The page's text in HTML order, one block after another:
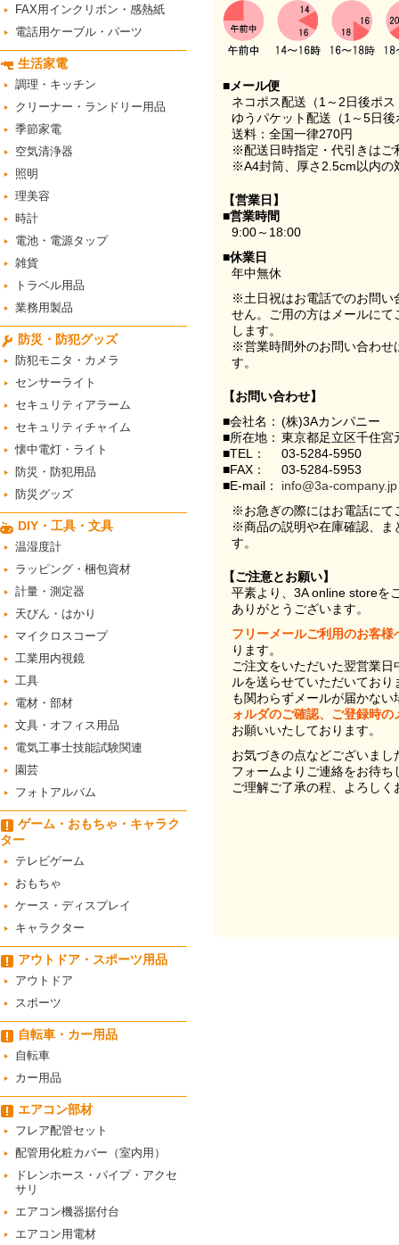
FAX用インクリボン・感熱紙
電話用ケーブル・パーツ
生活家電
調理・キッチン
クリーナー・ランドリー用品
季節家電
空気清浄器
照明
理美容
時計
電池・電源タップ
雑貨
トラベル用品
業務用製品
防災・防犯グッズ
防犯モニタ・カメラ
センサーライト
セキュリティアラーム
セキュリティチャイム
懐中電灯・ライト
防災・防犯用品
防災グッズ
DIY・工具・文具
温湿度計
ラッピング・梱包資材
計量・測定器
天びん・はかり
マイクロスコープ
工業用内視鏡
工具
電材・部材
文具・オフィス用品
電気工事士技能試験関連
園芸
フォトアルバム
ゲーム・おもちゃ・キャラク
ター
テレビゲーム
おもちゃ
ケース・ディスプレイ
キャラクター
アウトドア・スポーツ用品
アウトドア
スポーツ
自転車・カー用品
自転車
カー用品
エアコン部材
フレア配管セット
配管用化粧カバー（室内用）
ドレンホース・パイプ・アクセ
サリ
エアコン機器据付台
エアコン用電材
■メール便
ネコポス配送（1～2日後ポ
ゆうパケット配送（1～5日
送料：全国一律270円
※配送日時指定・代引きはご
※A4封筒、厚さ2.5cm以内の
【営業日】
■営業時間
9:00～18:00
■休業日
年中無休
※土日祝はお電話でのお問い
せん。ご用の方はメールに
します。
※営業時間外のお問い合わせ
す。
【お問い合わせ】
■会社名： (株)3Aカンパニー
■所在地： 東京都足立区千住
■TEL：
03-5284-5950
■FAX：
03-5284-5953
■E-mail：
info@3a-company.jp
※お急ぎの際にはお電話にて
※商品の説明や在庫確認、ま
す。
【ご注意とお願い】
平素より、3A online storeを
ありがとうございます。
フリーメールご利用のお客様
ります。
ご注文をいただいた翌営業
ルを送らせていただいてお
も関わらずメールが届かない
ォルダのご確認、ご登録時
お願いいたしております。
お気づきの点などございま
フォームよりご連絡をお待ち
ご理解ご了承の程、よろし